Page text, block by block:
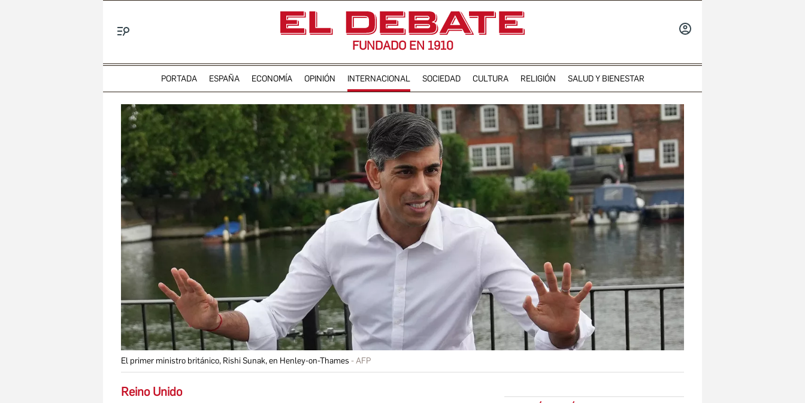
FUNDADO EN 1910
PORTADA ESPAÑA ECONOMÍA OPINIÓN INTERNACIONAL SOCIEDAD CULTURA RELIGIÓN SALUD Y BIENESTAR
El primer ministro británico, Rishi Sunak, en Henley-on-Thames AFP
Reino Unido